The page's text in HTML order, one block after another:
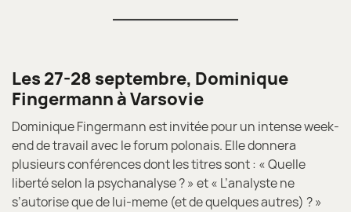
Les 27-28 septembre, Dominique
Fingermann à Varsovie
Dominique Fingermann est invitée pour un intense week-
end de travail avec le forum polonais. Elle donnera
plusieurs conférences dont les titres sont : « Quelle
liberté selon la psychanalyse ? » et « L’analyste ne
s’autorise que de lui-meme (et de quelques autres) ? »